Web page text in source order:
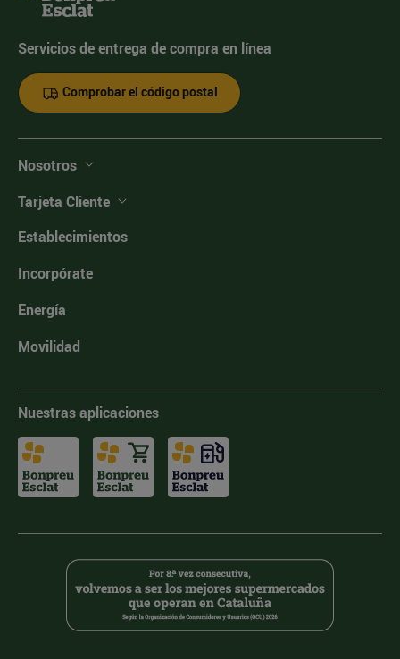
Servicios de entrega de compra en línea
Comprobar el código postal
Nosotros
Tarjeta Cliente
Establecimientos
Incorpórate
Energía
Movilidad
Nuestras aplicaciones